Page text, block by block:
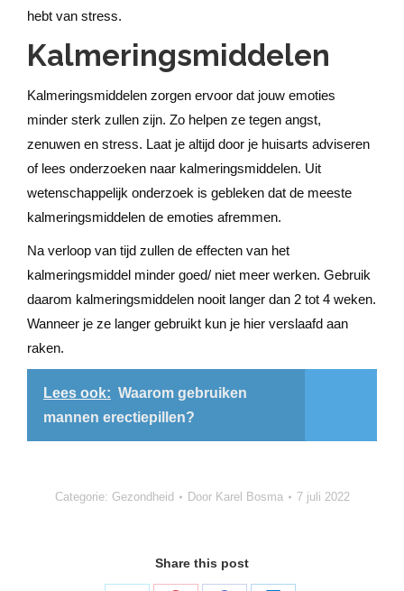
hebt van stress.
Kalmeringsmiddelen
Kalmeringsmiddelen zorgen ervoor dat jouw emoties
minder sterk zullen zijn. Zo helpen ze tegen angst,
zenuwen en stress. Laat je altijd door je huisarts adviseren
of lees onderzoeken naar kalmeringsmiddelen. Uit
wetenschappelijk onderzoek is gebleken dat de meeste
kalmeringsmiddelen de emoties afremmen.
Na verloop van tijd zullen de effecten van het
kalmeringsmiddel minder goed/ niet meer werken. Gebruik
daarom kalmeringsmiddelen nooit langer dan 2 tot 4 weken.
Wanneer je ze langer gebruikt kun je hier verslaafd aan
raken.
Lees ook: Waarom gebruiken
mannen erectiepillen?
Categorie: Gezondheid Door Karel Bosma 7 juli 2022
Share this post